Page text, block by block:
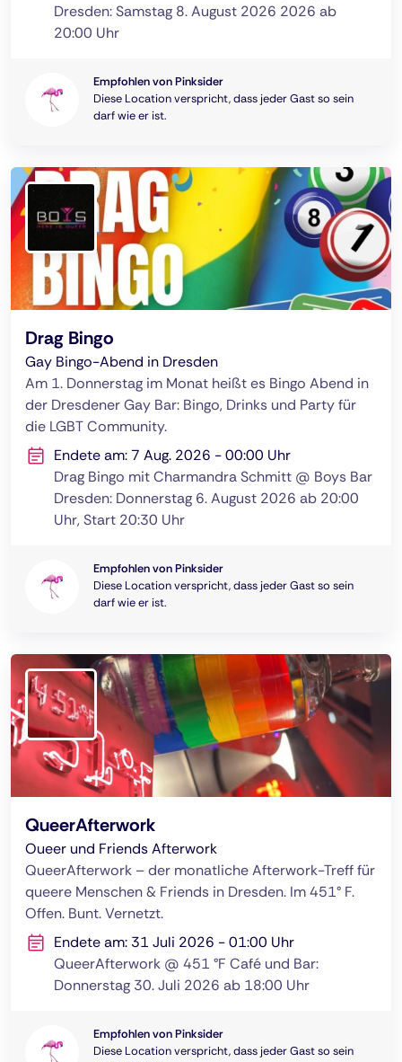
Dresden: Samstag 8. August 2026 2026 ab
20:00 Uhr
Empfohlen von Pinksider
Diese Location verspricht, dass jeder Gast so sein
darf wie er ist.
Drag Bingo
Gay Bingo-Abend in Dresden
Am 1. Donnerstag im Monat heißt es Bingo Abend in
der Dresdener Gay Bar: Bingo, Drinks und Party für
die LGBT Community.
Endete am: 7 Aug. 2026 - 00:00 Uhr
Drag Bingo mit Charmandra Schmitt @ Boys Bar
Dresden: Donnerstag 6. August 2026 ab 20:00
Uhr, Start 20:30 Uhr
Empfohlen von Pinksider
Diese Location verspricht, dass jeder Gast so sein
darf wie er ist.
QueerAfterwork
Oueer und Friends Afterwork
QueerAfterwork – der monatliche Afterwork-Treff für
queere Menschen & Friends in Dresden. Im 451° F.
Offen. Bunt. Vernetzt.
Endete am: 31 Juli 2026 - 01:00 Uhr
QueerAfterwork @ 451 °F Café und Bar:
Donnerstag 30. Juli 2026 ab 18:00 Uhr
Empfohlen von Pinksider
Diese Location verspricht, dass jeder Gast so sein